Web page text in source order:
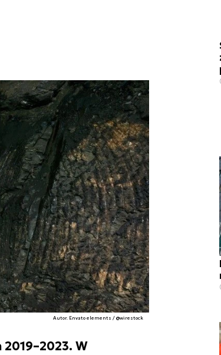
Autor. Envato elements / @wirestock
W